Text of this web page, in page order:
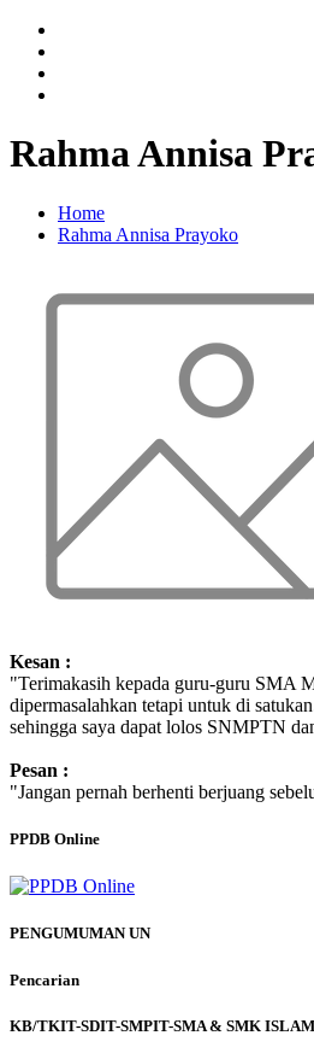
Rahma Annisa
Home
Rahma Annisa Prayoko
Kesan :
"Terimakasih kepada guru-guru SMA
dipermasalahkan tetapi untuk di
sehingga saya dapat lolos SNMPTN
Pesan :
"Jangan pernah berhenti berjuang
PPDB Online
PENGUMUMAN UN
Pencarian
KB/TKIT-SDIT-SMPIT-SMA & SMK